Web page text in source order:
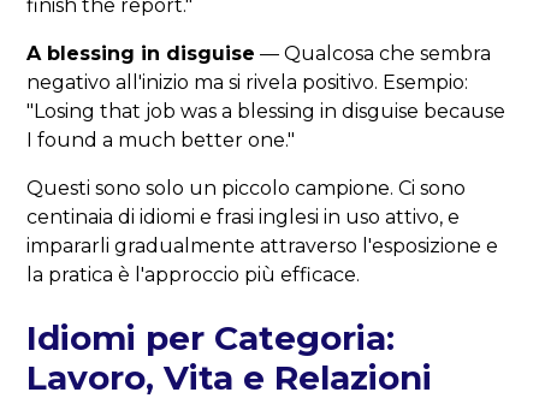
finish the report."
A blessing in disguise — Qualcosa che sembra
negativo all'inizio ma si rivela positivo. Esempio:
"Losing that job was a blessing in disguise because
I found a much better one."
Questi sono solo un piccolo campione. Ci sono
centinaia di idiomi e frasi inglesi in uso attivo, e
impararli gradualmente attraverso l'esposizione e
la pratica è l'approccio più efficace.
Idiomi per Categoria:
Lavoro, Vita e Relazioni